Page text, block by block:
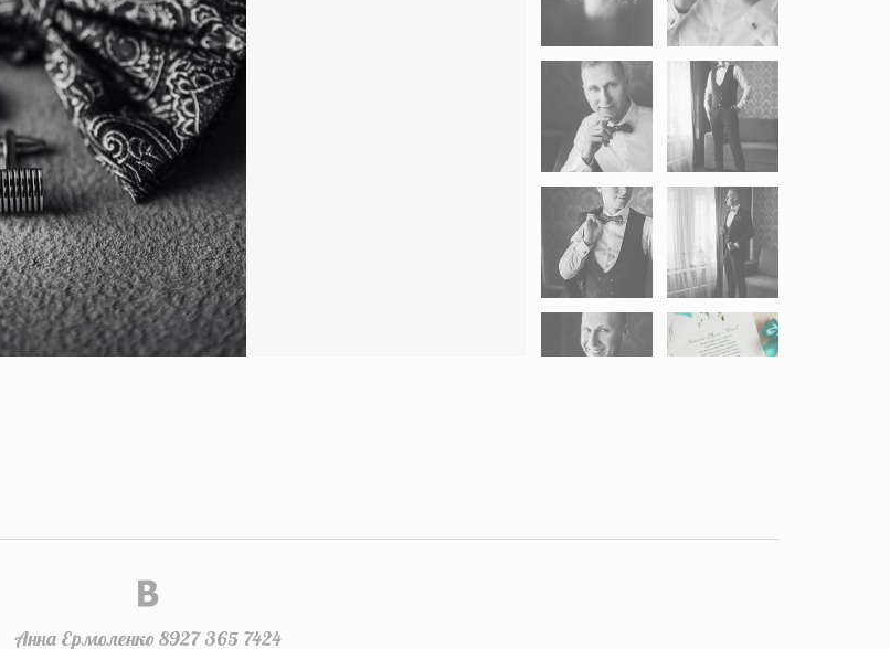
Анна Ермоленко 8927 365 7424